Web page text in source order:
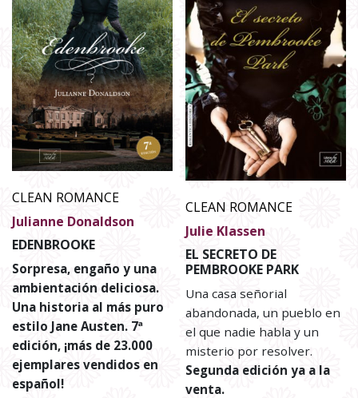
CLEAN ROMANCE
Julianne Donaldson
EDENBROOKE
Sorpresa, engaño y una
ambientación deliciosa.
Una historia al más puro
estilo Jane Austen. 7ª
edición, ¡más de 23.000
ejemplares vendidos en
español!
CLEAN ROMANCE
Julie Klassen
EL SECRETO DE
PEMBROOKE PARK
Una casa señorial
abandonada, un pueblo en
el que nadie habla y un
misterio por resolver.
Segunda edición ya a la
venta.